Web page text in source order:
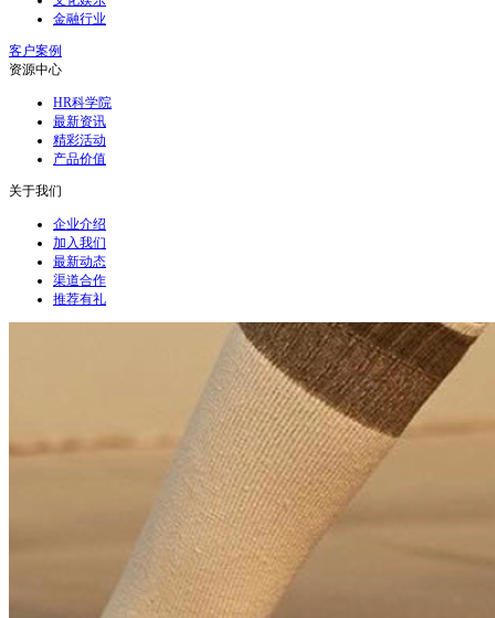
金融行业
客户案例
资源中心
HR科学院
最新资讯
精彩活动
产品价值
关于我们
企业介绍
加入我们
最新动态
渠道合作
推荐有礼